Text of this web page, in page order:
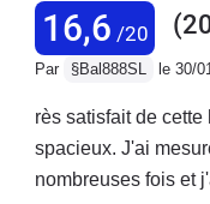
16,6 /20
Par §Bal888SL le 30/
rès satisfait de cette
spacieux. J'ai
nombreuses fois et